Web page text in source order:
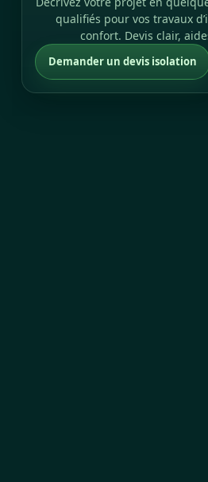
qualifiés pour vos travaux
confort. Devis clair,
Demander un devis isolation